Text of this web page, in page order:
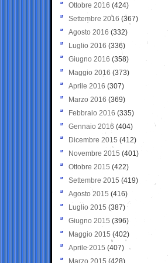
Ottobre 2016 (424)
Settembre 2016 (367)
Agosto 2016 (332)
Luglio 2016 (336)
Giugno 2016 (358)
Maggio 2016 (373)
Aprile 2016 (307)
Marzo 2016 (369)
Febbraio 2016 (335)
Gennaio 2016 (404)
Dicembre 2015 (412)
Novembre 2015 (401)
Ottobre 2015 (422)
Settembre 2015 (419)
Agosto 2015 (416)
Luglio 2015 (387)
Giugno 2015 (396)
Maggio 2015 (402)
Aprile 2015 (407)
Marzo 2015 (428)